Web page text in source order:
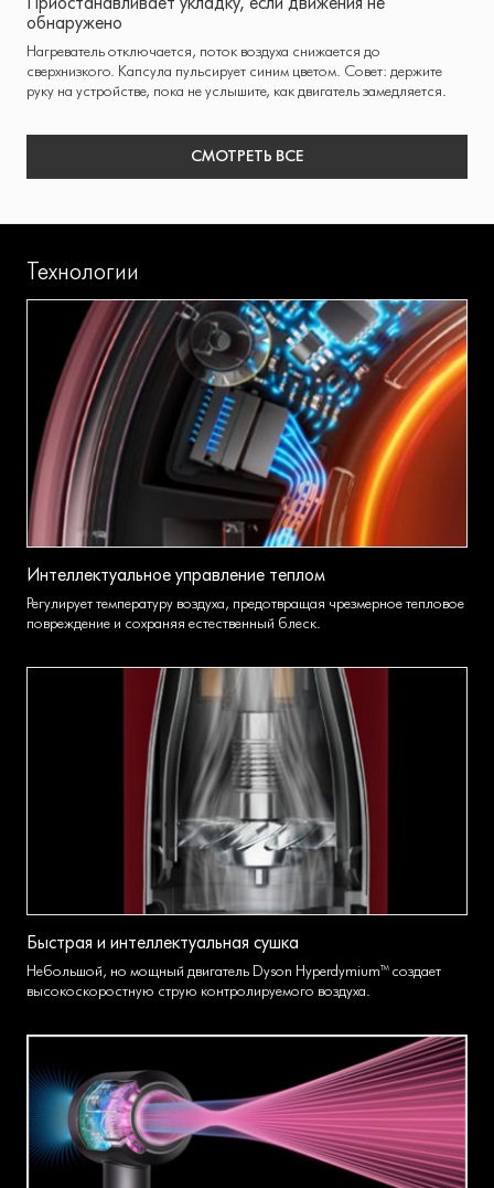
обнаружено
Нагреватель отключается, поток воздуха снижается до
сверхнизкого. Капсула пульсирует синим цветом. Совет: держите
руку на устройстве, пока не услышите, как двигатель замедляется.
СМОТРЕТЬ ВСЕ
Технологии
Интеллектуальное управление теплом
Регулирует температуру воздуха, предотвращая чрезмерное тепловое
повреждение и сохраняя естественный блеск.
Быстрая и интеллектуальная сушка
Небольшой, но мощный двигатель Dyson Hyperdymium™ создает
высокоскоростную струю контролируемого воздуха.